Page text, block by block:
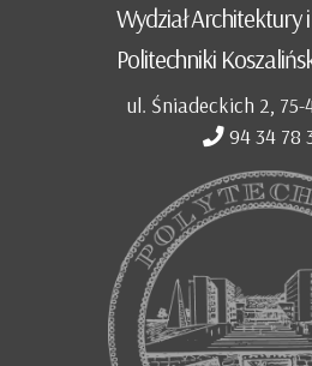
Wydział Architektury
Politechniki
ul. Śniadeckich 2, 75-
94 34 78